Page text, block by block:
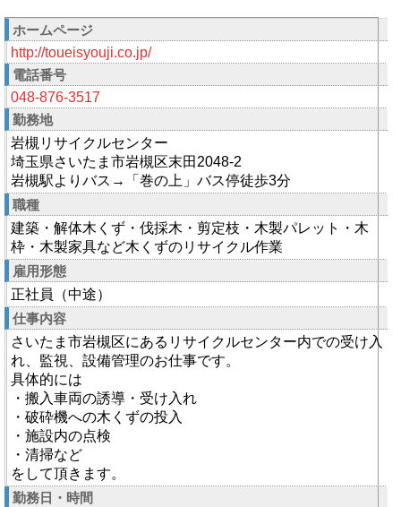
ホームページ
http://toueisyouji.co.jp/
電話番号
048-876-3517
勤務地
岩槻リサイクルセンター
埼玉県さいたま市岩槻区末田2048-2
岩槻駅よりバス→「巻の上」バス停徒歩3分
職種
建築・解体木くず・伐採木・剪定枝・木製パレット・木
枠・木製家具など木くずのリサイクル作業
雇用形態
正社員（中途）
仕事内容
さいたま市岩槻区にあるリサイクルセンター内での受け入
れ、監視、設備管理のお仕事です。
具体的には
・搬入車両の誘導・受け入れ
・破砕機への木くずの投入
・施設内の点検
・清掃など
をして頂きます。
勤務日・時間